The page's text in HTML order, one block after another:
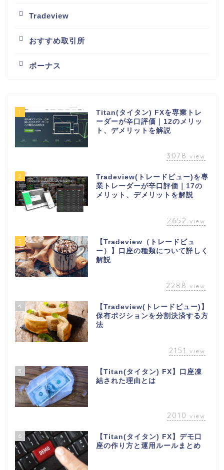
Tradeview
おすすめ取引所
ボーナス
1
Titan(タイタン) FXを専業トレ
ーダーが辛口評価｜12のメリッ
ト、デメリットを解説
3078 view
2
Tradeview(トレードビュー)を専
業トレーダーが辛口評価｜17の
メリット、デメリットを解説
2652 view
3
【Tradeview（トレードビュ
ー）】口座の種類について詳しく
解説
2288 view
4
【Tradeview(トレードビュー)】
保有ポジションを分割決済する方
法
2151 view
5
【Titan(タイタン) FX】口座凍
結された理由とは
2010 view
6
【Titan(タイタン) FX】デモ口
座の作り方と運用ルールまとめ